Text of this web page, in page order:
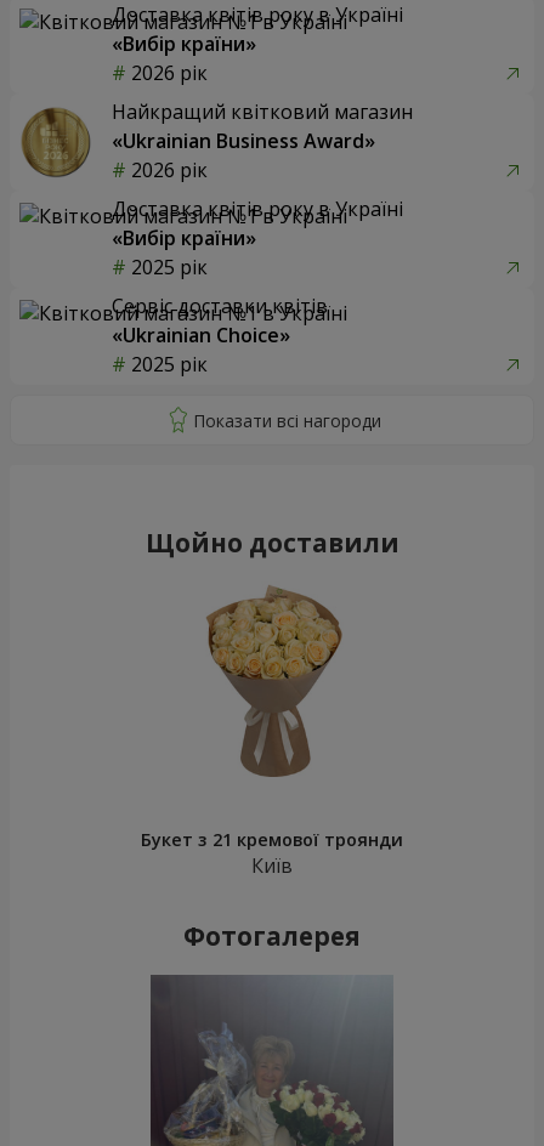
Доставка квітів року в Україні
«Вибір країни»
2026 рік
Найкращий квітковий магазин
«Ukrainian Business Award»
2026 рік
Доставка квітів року в Україні
«Вибір країни»
2025 рік
Сервіс доставки квітів
«Ukrainian Choice»
2025 рік
Щойно доставили
Букет з 21 кремової троянди
Київ
Фотогалерея